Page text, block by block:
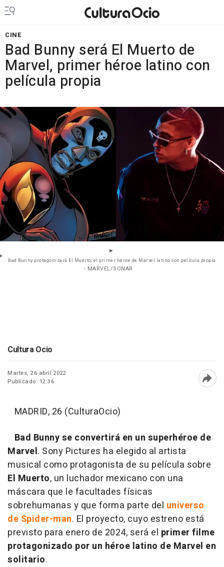
CINE
Bad Bunny será El Muerto de
Marvel, primer héroe latino con
película propia
Bad Bunny protagonizará El Muerto, el primer héroe de Marvel latino con película propia
- MARVEL/SONAR
Cultura Ocio
Martes, 26 abril 2022
Publicado: 12:36
MADRID, 26 (CulturaOcio)
Bad Bunny se convertirá en un superhéroe de
Marvel. Sony Pictures ha elegido al artista
musical como protagonista de su película sobre
El Muerto, un luchador mexicano con una
máscara que le facultades físicas
sobrehumanas y que forma parte del universo
de Spider-man. El proyecto, cuyo estreno está
previsto para enero de 2024, será el primer filme
protagonizado por un héroe latino de Marvel en
solitario.